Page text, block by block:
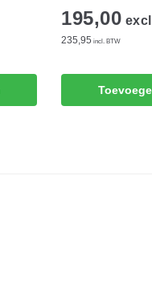
195,00
235,95 incl. BTW